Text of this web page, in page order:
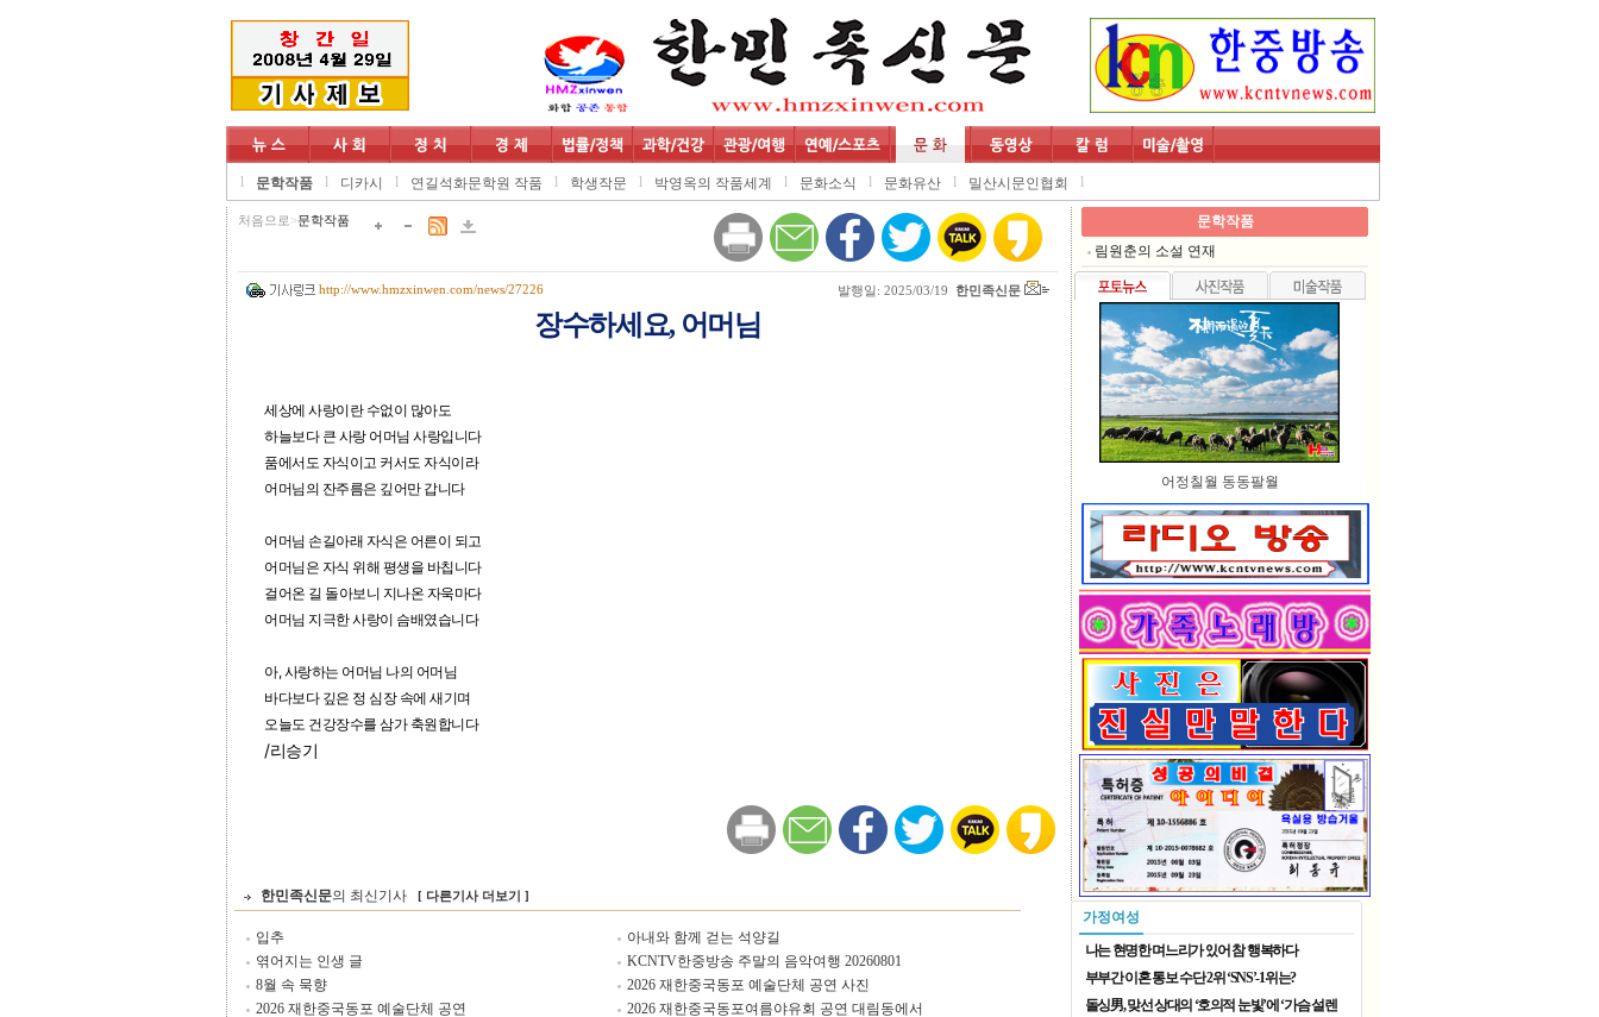
l 문학작품 l 디카시 l 연길석화문학원 작품 l 학생작문 l 박영옥의 작품세계 l 문화소식 l 문화유산 l 밀산시문인협회 l
처음으로 >문학작품
http://www.hmzxinwen.com/news/27226 발행일: 2025/03/19 한민족신문
장수하세요, 어머님
세상에 사랑이란 수없이 많아도
하늘보다 큰 사랑 어머님 사랑입니다
품에서도 자식이고 커서도 자식이라
어머님의 잔주름은 깊어만 갑니다
어머님 손길아래 자식은 어른이 되고
어머님은 자식 위해 평생을 바칩니다
걸어온 길 돌아보니 지나온 자욱마다
어머님 지극한 사랑이 슴배였습니다
아, 사랑하는 어머님 나의 어머님
바다보다 깊은 정 심장 속에 새기며
오늘도 건강장수를 삼가 축원합니다
/리승기
한민족신문의 최신기사 [ 다른기사 더보기 ]
입추
아내와 함께 걷는 석양길
엮어지는 인생 글
KCNTV한중방송 주말의 음악여행 20260801
8월 속 묵향
2026 재한중국동포 예술단체 공연 사진
2026 재한중국동포 예술단체 공연
2026 재한중국동포여름야유회 공연 대림동에서
문학작품
림원춘의 소설 연재
입추
2026 재한중국동포 예술단체 ..
어정칠월 동동팔월
가정여성
나는 현명한 며느리가 있어 참 행복하다
부부간 이혼 통보 수단 2위 ‘SNS’-1위는?
돌싱男, 맞선 상대의 ‘호의적 눈빛’에 ‘가슴 설렌